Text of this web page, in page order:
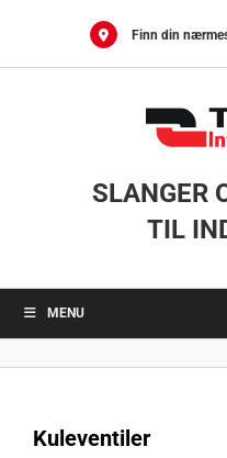
Finn din
SLANGER
TIL
MENU
Kuleventiler